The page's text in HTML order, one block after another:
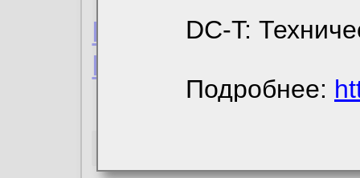
DC-T:
Подробнее:
Пользовательское
Политика